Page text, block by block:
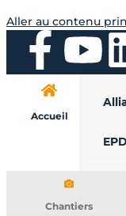
Aller au contenu
au
contenuF
a
c
Y
o
u
Accueil
Chantiers